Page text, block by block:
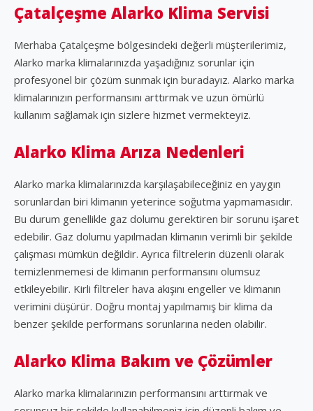
Çatalçeşme Alarko Klima Servisi
Merhaba Çatalçeşme bölgesindeki değerli müşterilerimiz,
Alarko marka klimalarınızda yaşadığınız sorunlar için
profesyonel bir çözüm sunmak için buradayız. Alarko marka
klimalarınızın performansını arttırmak ve uzun ömürlü
kullanım sağlamak için sizlere hizmet vermekteyiz.
Alarko Klima Arıza Nedenleri
Alarko marka klimalarınızda karşılaşabileceğiniz en yaygın
sorunlardan biri klimanın yeterince soğutma yapmamasıdır.
Bu durum genellikle gaz dolumu gerektiren bir sorunu işaret
edebilir. Gaz dolumu yapılmadan klimanın verimli bir şekilde
çalışması mümkün değildir. Ayrıca filtrelerin düzenli olarak
temizlenmemesi de klimanın performansını olumsuz
etkileyebilir. Kirli filtreler hava akışını engeller ve klimanın
verimini düşürür. Doğru montaj yapılmamış bir klima da
benzer şekilde performans sorunlarına neden olabilir.
Alarko Klima Bakım ve Çözümler
Alarko marka klimalarınızın performansını arttırmak ve